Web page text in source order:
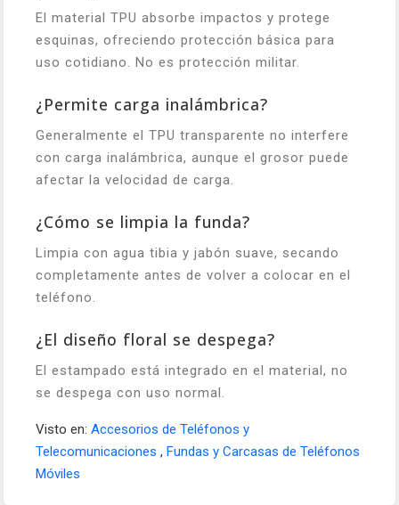
El material TPU absorbe impactos y protege
esquinas, ofreciendo protección básica para
uso cotidiano. No es protección militar.
¿Permite carga inalámbrica?
Generalmente el TPU transparente no interfere
con carga inalámbrica, aunque el grosor puede
afectar la velocidad de carga.
¿Cómo se limpia la funda?
Limpia con agua tibia y jabón suave, secando
completamente antes de volver a colocar en el
teléfono.
¿El diseño floral se despega?
El estampado está integrado en el material, no
se despega con uso normal.
Visto en: Accesorios de Teléfonos y
Telecomunicaciones , Fundas y Carcasas de Teléfonos
Móviles